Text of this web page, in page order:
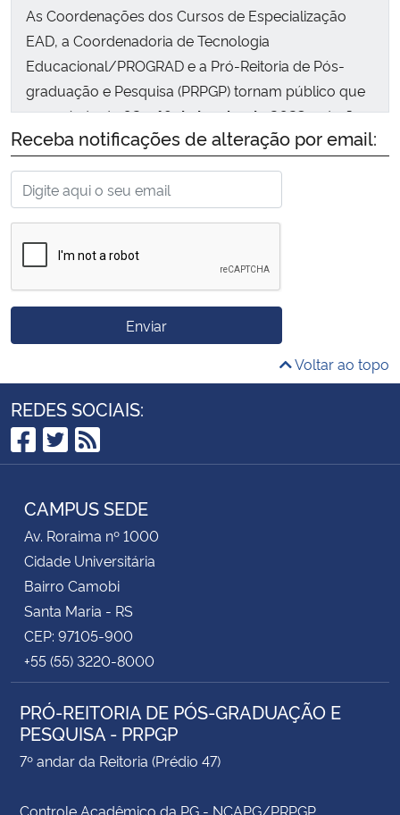
As Coordenações dos Cursos de Especialização
EAD, a Coordenadoria de Tecnologia
Educacional/PROGRAD e a Pró-Reitoria de Pós-
graduação e Pesquisa (PRPGP) tornam público que
no período de02 a 18 de janeiro de 2023, estarão
abertas as inscrições para o processo seletivo de
ingresso no 1º semestre letivo de 2023.
Os cursos exigem a presença dos estudantes em
atividades avaliativas, nos polos aos quais se
pode ser necessária a participação presencial em
alguma atividade que seja previamente agendada
pelo professor. Os momentos de comparecimento
são estabelecidos pelos professores de cada
disciplina e podem não ter coincidência de data a
cada novo semestre.
Receba notificações de alteração por email:
Enviar
Voltar ao topo
REDES SOCIAIS:
Facebook
Twitter
RSS
CAMPUS SEDE
Av. Roraima nº 1000
Cidade Universitária
Bairro Camobi
Santa Maria - RS
CEP: 97105-900
+55 (55) 3220-8000
PRÓ-REITORIA DE PÓS-GRADUAÇÃO E
PESQUISA - PRPGP
7º andar da Reitoria (Prédio 47)
Controle Acadêmico da PG - NCAPG/PRPGP